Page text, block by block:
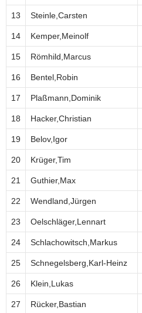
13 Steinle,Carsten
14 Kemper,Meinolf
15 Römhild,Marcus
16 Bentel,Robin
17 Plaßmann,Dominik
18 Hacker,Christian
19 Belov,Igor
20 Krüger,Tim
21 Guthier,Max
22 Wendland,Jürgen
23 Oelschläger,Lennart
24 Schlachowitsch,Markus
25 Schnegelsberg,Karl-Heinz
26 Klein,Lukas
27 Rücker,Bastian